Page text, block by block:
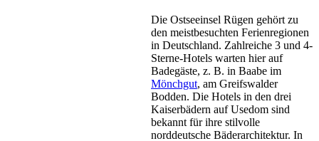
Die Ostseeinsel Rügen gehört zu
den meistbesuchten Ferienregionen
in Deutschland. Zahlreiche 3 und 4-
Sterne-Hotels warten hier auf
Badegäste, z. B. in Baabe im
Mönchgut, am Greifswalder
Bodden. Die Hotels in den drei
Kaiserbädern auf Usedom sind
bekannt für ihre stilvolle
norddeutsche Bäderarchitektur. In